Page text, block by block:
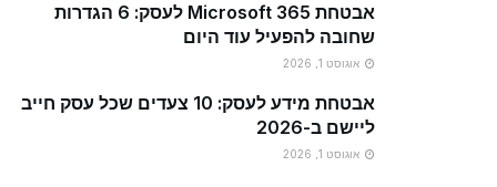
אבטחת Microsoft 365 לעסק: 6 הגדרות
שחובה להפעיל עוד היום
אוגוסט 1, 2026
אבטחת מידע לעסק: 10 צעדים שכל עסק חייב
ליישם ב-2026
אוגוסט 1, 2026